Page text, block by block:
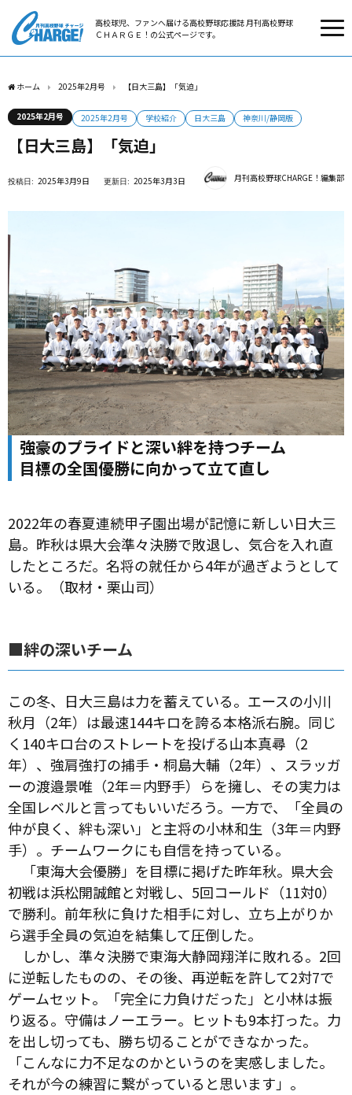
高校球児、ファンへ届ける高校野球応援誌 月刊高校野球
ＣＨＡＲＧＥ！の公式ページです。
ホーム 2025年2月号 【日大三島】「気迫」
2025年2月号 2025年2月号 学校紹介 日大三島 神奈川/静岡版
【日大三島】「気迫」
2025年3月9日 2025年3月3日 月刊高校野球CHARGE！編集部
強豪のプライドと深い絆を持つチーム
目標の全国優勝に向かって立て直し
2022年の春夏連続甲子園出場が記憶に新しい日大三
島。昨秋は県大会準々決勝で敗退し、気合を入れ直
したところだ。名将の就任から4年が過ぎようとして
いる。（取材・栗山司）
■絆の深いチーム
この冬、日大三島は力を蓄えている。エースの小川
秋月（2年）は最速144キロを誇る本格派右腕。同じ
く140キロ台のストレートを投げる山本真尋（2
年）、強肩強打の捕手・桐島大輔（2年）、スラッガ
ーの渡邉景唯（2年＝内野手）らを擁し、その実力は
全国レベルと言ってもいいだろう。一方で、「全員の
仲が良く、絆も深い」と主将の小林和生（3年＝内野
手）。チームワークにも自信を持っている。
「東海大会優勝」を目標に掲げた昨年秋。県大会
初戦は浜松開誠館と対戦し、5回コールド（11対0）
で勝利。前年秋に負けた相手に対し、立ち上がりか
ら選手全員の気迫を結集して圧倒した。
しかし、準々決勝で東海大静岡翔洋に敗れる。2回
に逆転したものの、その後、再逆転を許して2対7で
ゲームセット。「完全に力負けだった」と小林は振
り返る。守備はノーエラー。ヒットも9本打った。力
を出し切っても、勝ち切ることができなかった。
「こんなに力不足なのかというのを実感しました。
それが今の練習に繋がっていると思います」。